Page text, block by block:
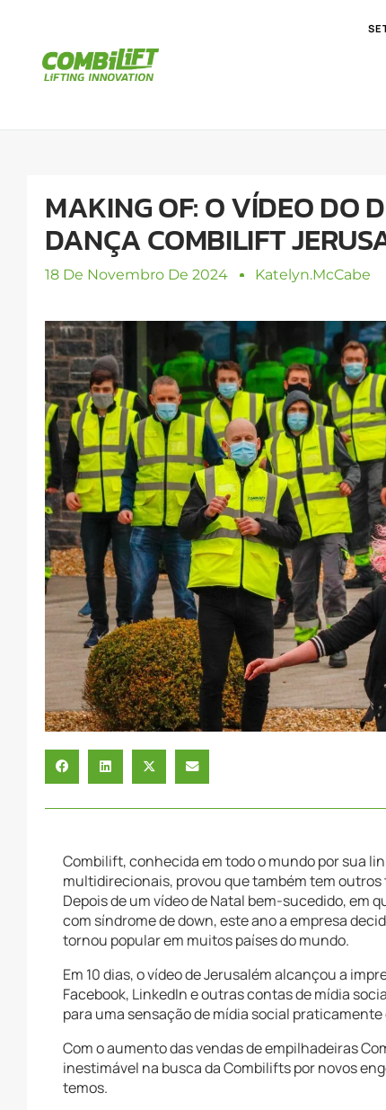
MAKING OF: O VÍDEO DO
DANÇA COMBILIFT
18 De Novembro De 2024 Katelyn.mcCabe
Combilift, conhecida em todo o mundo por sua
multidirecionais, provou que também tem
Depois de um vídeo de Natal bem-sucedido, em
com síndrome de down, este ano a empresa
tornou popular em muitos países do mundo.
Em 10 dias, o vídeo de Jerusalém alcançou a
Facebook, LinkedIn e outras contas de mídia
para uma sensação de mídia social praticamente
Com o aumento das vendas de empilhadeiras
inestimável na busca da Combilifts por novos
temos.